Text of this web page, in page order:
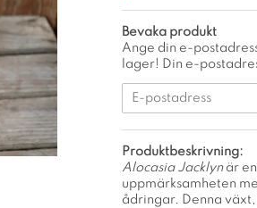
Bevaka produkt
Ange din e-
lager! Din e-
Produktbeskrivning:
Alocasia Jacklynär en
uppmärksamheten
ådringar. Denna